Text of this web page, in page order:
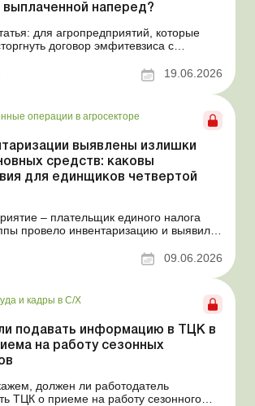
выплаченной наперед?
для агропредприятий, которые
договор эмфитевзиса с
эту ситуацию тем, что плата за
участком была выплачена
за несколько лет. В таком случае
19.06.2026
операции в агросекторе
выявлены излишки
средств: каковы
для единщиков четвертой
– плательщик единого налога
провело инвентаризацию и выявило
производства, а также
(далее – ОС). Как повлияют такие
оприходовании на долю
09.06.2026
и кадры в С/Х
подавать информацию в ТЦК в
на работу сезонных
должен ли работодатель
ТЦК о приеме на работу сезонного